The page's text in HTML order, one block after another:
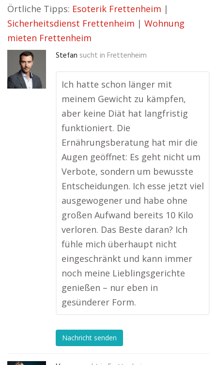
Örtliche Tipps: Esoterik Frettenheim |
Sicherheitsdienst Frettenheim | Wohnung
mieten Frettenheim
Stefan sucht in Frettenheim
Ich hatte schon länger mit
meinem Gewicht zu kämpfen,
aber keine Diät hat langfristig
funktioniert. Die
Ernährungsberatung hat mir die
Augen geöffnet: Es geht nicht um
Verbote, sondern um bewusste
Entscheidungen. Ich esse jetzt viel
ausgewogener und habe ohne
großen Aufwand bereits 10 Kilo
verloren. Das Beste daran? Ich
fühle mich überhaupt nicht
eingeschränkt und kann immer
noch meine Lieblingsgerichte
genießen – nur eben in
gesünderer Form.
Nachricht senden